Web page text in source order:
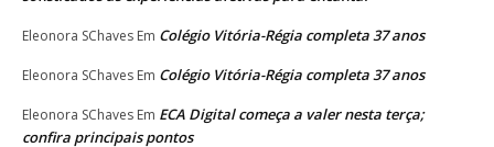
Eleonora SChaves Em Colégio Vitória-Régia completa 37 anos
Eleonora SChaves Em Colégio Vitória-Régia completa 37 anos
Eleonora SChaves Em ECA Digital começa a valer nesta terça;
confira principais pontos